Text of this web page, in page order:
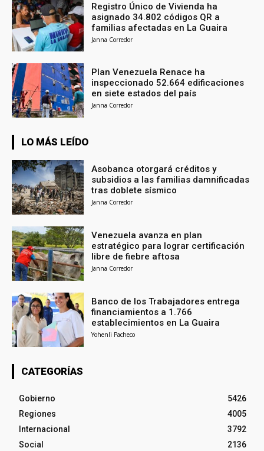
Registro Único de Vivienda ha
asignado 34.802 códigos QR a
familias afectadas en La Guaira
Janna Corredor
Plan Venezuela Renace ha
inspeccionado 52.664 edificaciones
en siete estados del país
Janna Corredor
LO MÁS LEÍDO
Asobanca otorgará créditos y
subsidios a las familias damnificadas
tras doblete sísmico
Janna Corredor
Venezuela avanza en plan
estratégico para lograr certificación
libre de fiebre aftosa
Janna Corredor
Banco de los Trabajadores entrega
financiamientos a 1.766
establecimientos en La Guaira
Yohenli Pacheco
CATEGORÍAS
Gobierno
5426
Regiones
4005
Internacional
3792
Social
2136